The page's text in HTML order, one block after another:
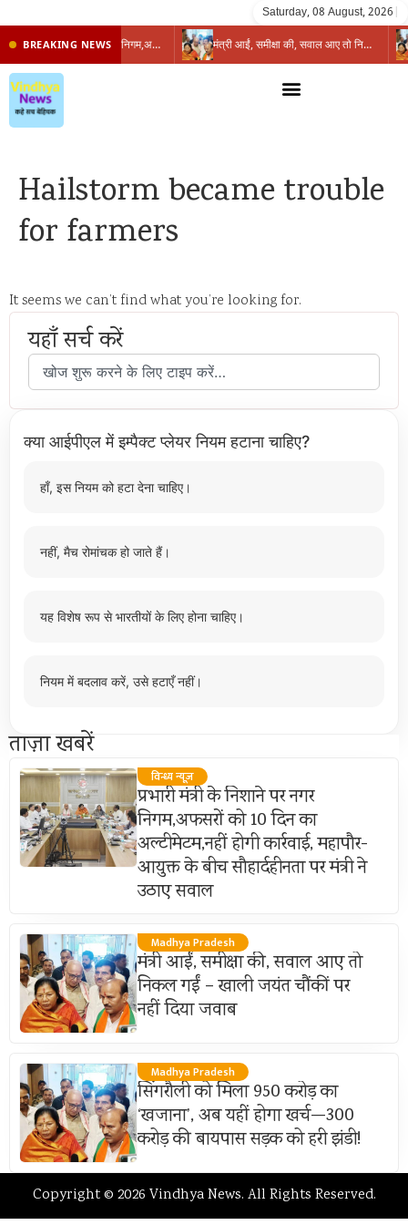
Saturday, 08 August, 2026
BREAKING NEWS प्रभारी मंत्री के निशाने पर नगर निगम,अफसरों को 10 दिन का अल्टीमेटम,नहीं होगी कार्रवाई, महापौर-आयुक्त के बीच सौहार्दहीनता पर मंत्री ने उठाए सवाल मंत्री आईं, समीक्षा की, सवाल आए तो निकल गईं – खाली जयंत चौंकीं पर नहीं दिया जवाब
Hailstorm became trouble
for farmers
It seems we can’t find what you’re looking for.
यहाँ सर्च करें
क्या आईपीएल में इम्पैक्ट प्लेयर नियम हटाना चाहिए?
हाँ, इस नियम को हटा देना चाहिए।
नहीं, मैच रोमांचक हो जाते हैं।
यह विशेष रूप से भारतीयों के लिए होना चाहिए।
नियम में बदलाव करें, उसे हटाएँ नहीं।
ताज़ा खबरें
विन्ध्य न्यूज़
प्रभारी मंत्री के निशाने पर नगर
निगम,अफसरों को 10 दिन का
अल्टीमेटम,नहीं होगी कार्रवाई, महापौर-
आयुक्त के बीच सौहार्दहीनता पर मंत्री ने
उठाए सवाल
Madhya Pradesh
मंत्री आईं, समीक्षा की, सवाल आए तो
निकल गईं – खाली जयंत चौंकीं पर
नहीं दिया जवाब
Madhya Pradesh
सिंगरौली को मिला 950 करोड़ का
‘खजाना’, अब यहीं होगा खर्च—300
करोड़ की बायपास सड़क को हरी झंडी!
Copyright © 2026 Vindhya News. All Rights Reserved.